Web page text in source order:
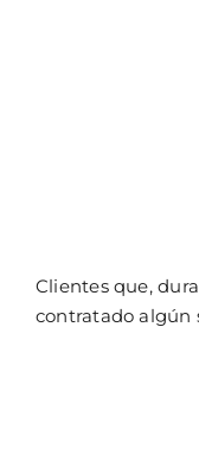
Clientes que,
contratado algún